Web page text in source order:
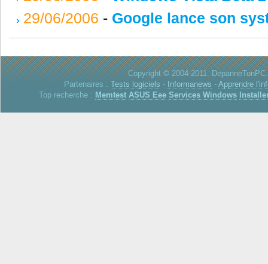
29/06/2006 - Google lance son
Copyright © 2004-2011.
Partenaires : Tests logiciels - Informanews - Apprendre
Top recherche : Memtest ASUS Eee Services Windows